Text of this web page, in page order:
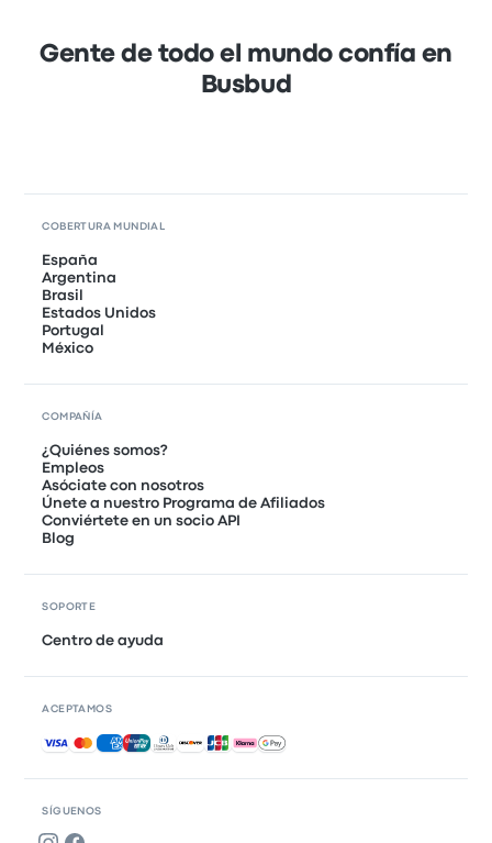
Gente de todo el mundo confía en
Busbud
SÍGUENOS
COBERTURA MUNDIAL
España
Argentina
Brasil
Estados Unidos
Portugal
México
COMPAÑÍA
¿Quiénes somos?
Empleos
Asóciate con nosotros
Únete a nuestro Programa de Afiliados
Conviértete en un socio API
Blog
SOPORTE
Centro de ayuda
ACEPTAMOS
Pagos aceptados